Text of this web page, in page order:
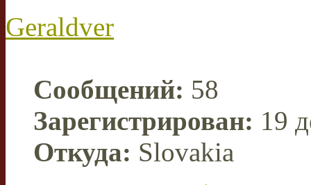
Geraldver
Сообщений: 58
Зарегистрирован: 19
Откуда: Slovakia